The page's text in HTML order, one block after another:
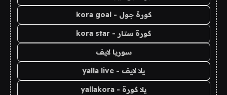
كورة جول - kora goal
كورة ستار - kora star
سوريا لايف
يلا لايف - yalla live
يلا كورة - yallakora